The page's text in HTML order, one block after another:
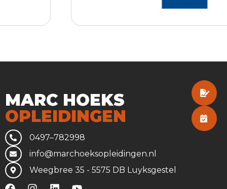
MARC HOEKS
OPLEIDINGEN
0497–782998
info@marchoeksopleidingen.nl
Weegbree 35 - 5575 DB Luyksgestel